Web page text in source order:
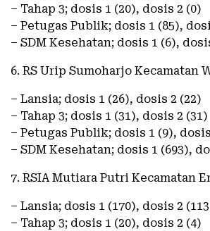
– Tahap 3; dosis 1 (20), dosis 2 (0)
– Petugas Publik; dosis 1 (85),
– SDM Kesehatan; dosis 1 (6),
6. RS Urip Sumoharjo Kecamatan
– Lansia; dosis 1 (26), dosis 2 (22)
– Tahap 3; dosis 1 (31), dosis 2 (31)
– Petugas Publik; dosis 1 (9),
– SDM Kesehatan; dosis 1 (693),
7. RSIA Mutiara Putri Kecamatan
– Lansia; dosis 1 (170), dosis 2
– Tahap 3; dosis 1 (20), dosis 2 (4)